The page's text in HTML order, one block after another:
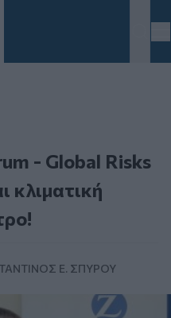
- Global Risks
κλιματική
Ε. ΣΠΎΡΟΥ